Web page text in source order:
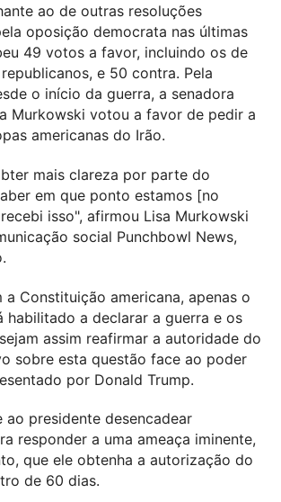
ao de outras resoluções
oposição democrata nas últimas
49 votos a favor, incluindo os de
e 50 contra. Pela
o início da guerra, a senadora
Murkowski votou a favor de pedir a
americanas do Irão.
mais clareza por parte do
em que ponto estamos [no
isso", afirmou Lisa Murkowski
social Punchbowl News,
a Constituição americana, apenas o
habilitado a declarar a guerra e os
assim reafirmar a autoridade do
sobre esta questão face ao poder
por Donald Trump.
ao presidente desencadear
responder a uma ameaça iminente,
que ele obtenha a autorização do
de 60 dias.